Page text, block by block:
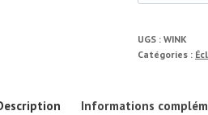
WINK
UGS : WINK
Catégories :
Informations